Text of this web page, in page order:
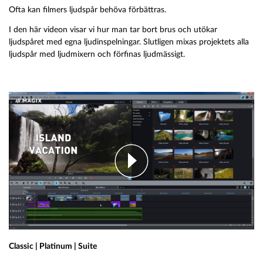
Ofta kan filmers ljudspår behöva förbättras.
I den här videon visar vi hur man tar bort brus och utökar
ljudspåret med egna ljudinspelningar. Slutligen mixas projektets alla
ljudspår med ljudmixern och förfinas ljudmässigt.
Classic | Platinum | Suite